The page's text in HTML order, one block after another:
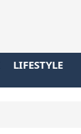
LIFESTYLE